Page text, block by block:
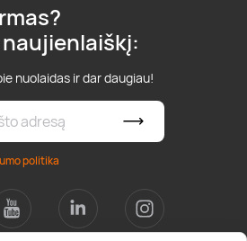
nuolaidas ir dar daugiau!
politika